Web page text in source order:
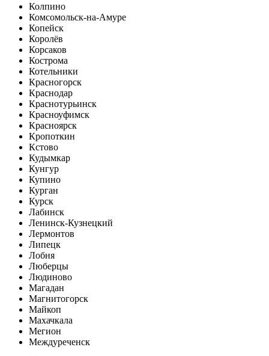
Колпино
Комсомольск-на-Амуре
Копейск
Королёв
Корсаков
Кострома
Котельники
Красногорск
Краснодар
Краснотурьинск
Красноуфимск
Красноярск
Кропоткин
Кстово
Кудымкар
Кунгур
Купино
Курган
Курск
Лабинск
Ленинск-Кузнецкий
Лермонтов
Липецк
Лобня
Люберцы
Людиново
Магадан
Магнитогорск
Майкоп
Махачкала
Мегион
Междуреченск